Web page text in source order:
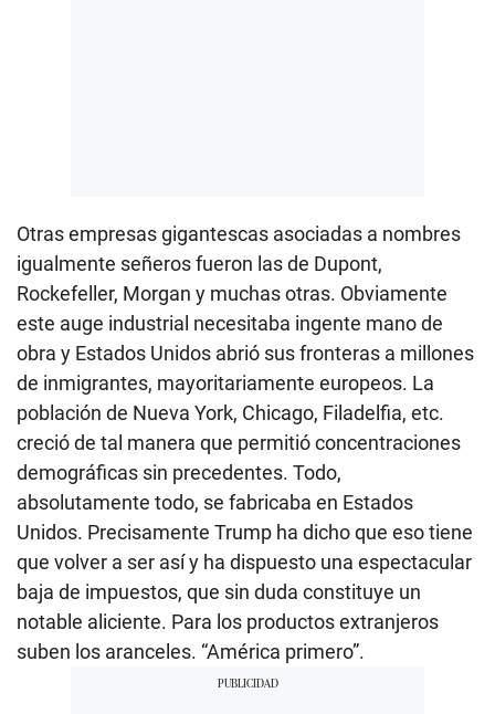
Otras empresas gigantescas asociadas a nombres
igualmente señeros fueron las de Dupont,
Rockefeller, Morgan y muchas otras. Obviamente
este auge industrial necesitaba ingente mano de
obra y Estados Unidos abrió sus fronteras a millones
de inmigrantes, mayoritariamente europeos. La
población de Nueva York, Chicago, Filadelfia, etc.
creció de tal manera que permitió concentraciones
demográficas sin precedentes. Todo,
absolutamente todo, se fabricaba en Estados
Unidos. Precisamente Trump ha dicho que eso tiene
que volver a ser así y ha dispuesto una espectacular
baja de impuestos, que sin duda constituye un
notable aliciente. Para los productos extranjeros
suben los aranceles. “América primero”.